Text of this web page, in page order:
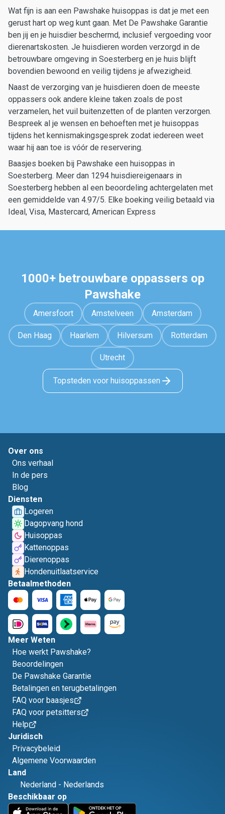
Wat fijn is aan een Pawshake huisoppas is dat je met een
gerust hart op weg kunt gaan. Met De Pawshake Garantie
ben jij en je huisdier beschermd, inclusief vergoeding voor
dierenartskosten. Je huisdieren worden verzorgd in de
betrouwbare omgeving in Soesterberg en je huis blijft
bovendien bewoond en veilig tijdens je afwezigheid.
Naast de verzorging van je huisdieren doen de meeste
oppassers ook andere kleine taken zoals de post
verzamelen, het vuil buitenzetten of de planten verzorgen.
Bespreek al je wensen en behoeften met je huisoppas
tijdens het kennismakingsgesprek zodat iedereen weet
waar hij aan toe is vóór de reservering.
Baasjes boeken bij Pawshake een huisoppas in
Soesterberg. Meer dan 1294 huisdiereigenaars in
Soesterberg hebben al een beoordeling achtergelaten met
een gemiddelde van 4.97/5. Elke boeking veilig betaald via
Ideal, Visa, Mastercard, American Express
1000+ betrouwbare oppassers op
Pawshake
Amersfoort Amstelveen Amsterdam
Den Haag Haarlem Hilversum Rotterdam
Utrecht
Topsteden voor huisoppassen
Over ons
Ons verhaal
In de pers
Blog
Diensten
Logeren
Dagopvang hond
Huisoppas
Kattenoppas
Dierenoppas
Hondenuitlaatservice
Betaalmethoden
Meer Weten
Hoe werkt Pawshake?
Beoordelingen
De Pawshake Garantie
Betalingen en terugbetalingen
FAQ voor baasjes
FAQ voor petsitters
Help
Juridisch
Privacybeleid
Algemene Voorwaarden
Land
Nederland - Nederlands
Beschikbaar op